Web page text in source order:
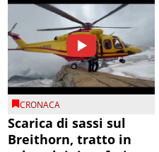
CRONACA
Scarica di sassi sul
Breithorn, tratto in